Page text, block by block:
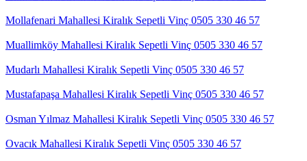
Mollafenari Mahallesi Kiralık Sepetli Vinç 0505 330 46 57
Muallimköy Mahallesi Kiralık Sepetli Vinç 0505 330 46 57
Mudarlı Mahallesi Kiralık Sepetli Vinç 0505 330 46 57
Mustafapaşa Mahallesi Kiralık Sepetli Vinç 0505 330 46 57
Osman Yılmaz Mahallesi Kiralık Sepetli Vinç 0505 330 46 57
Ovacık Mahallesi Kiralık Sepetli Vinç 0505 330 46 57